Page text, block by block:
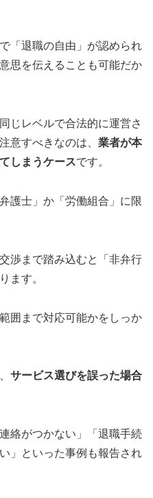
「退職の自由」が認められ
思を伝えることも可能だか
じレベルで合法的に運営さ
意すべきなのは、 業者が本
しまうケースです。
護士」か「労働組合」に限
渉まで踏み込むと「非弁行
ます。
囲まで対応可能かをしっか
サービス選びを誤った場合
絡がつかない」「退職手続
」といった事例も報告され